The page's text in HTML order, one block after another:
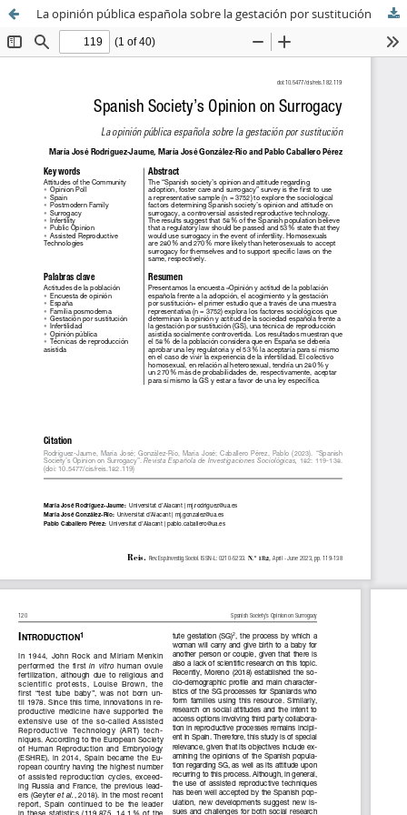
La opinión pública española sobre la gestación por sustitución